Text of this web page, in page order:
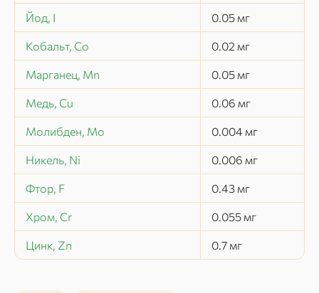
Йод, I 0.05 мг
Кобальт, Co 0.02 мг
Марганец, Mn 0.05 мг
Медь, Cu 0.06 мг
Молибден, Mo 0.004 мг
Никель, Ni 0.006 мг
Фтор, F 0.43 мг
Хром, Cr 0.055 мг
Цинк, Zn 0.7 мг